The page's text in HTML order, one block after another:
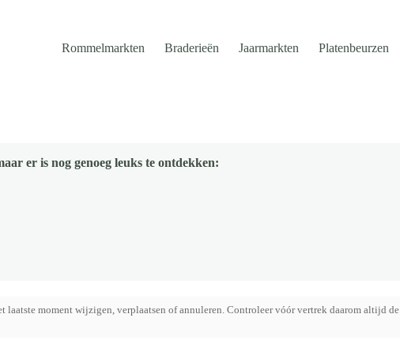
Rommelmarkten Braderieën Jaarmarkten Platenbeurzen
er is nog genoeg leuks te ontdekken:
moment wijzigen, verplaatsen of annuleren. Controleer vóór vertrek daarom altijd